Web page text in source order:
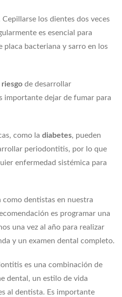
Cepillarse los dientes dos veces
es esencial para
placa bacteriana y sarro en los
riesgo de desarrollar
importante dejar de fumar para
como la diabetes, pueden
periodontitis, por lo que
enfermedad sistémica para
como dentistas en nuestra
es programar una
una vez al año para realizar
y un examen dental completo.
es una combinación de
dental, un estilo de vida
al dentista. Es importante